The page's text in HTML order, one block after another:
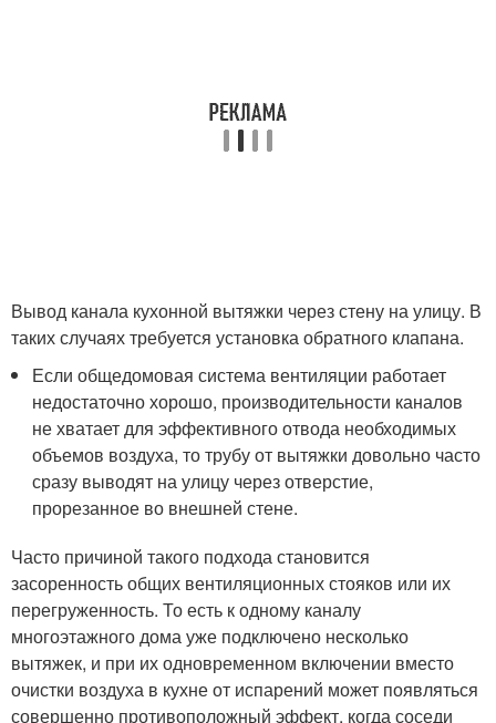
Вывод канала кухонной вытяжки через стену на улицу. В
таких случаях требуется установка обратного клапана.
Если общедомовая система вентиляции работает
недостаточно хорошо, производительности каналов
не хватает для эффективного отвода необходимых
объемов воздуха, то трубу от вытяжки довольно часто
сразу выводят на улицу через отверстие,
прорезанное во внешней стене.
Часто причиной такого подхода становится
засоренность общих вентиляционных стояков или их
перегруженность. То есть к одному каналу
многоэтажного дома уже подключено несколько
вытяжек, и при их одновременном включении вместо
очистки воздуха в кухне от испарений может появляться
совершенно противоположный эффект, когда соседи